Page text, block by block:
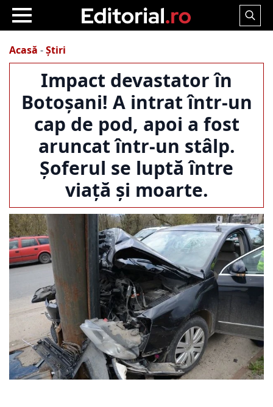
Search
Acasă -Știri
Impact devastator în
Botoșani! A intrat într-un
cap de pod, apoi a fost
aruncat într-un stâlp.
Șoferul se luptă între
viață și moarte.